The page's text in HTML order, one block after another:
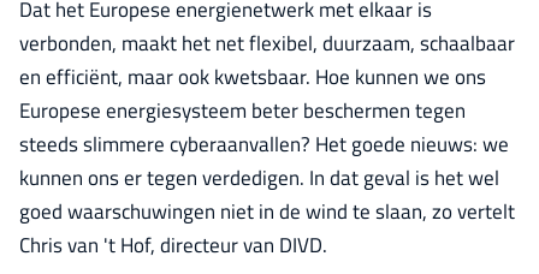
Dat het Europese energienetwerk met elkaar is
verbonden, maakt het net flexibel, duurzaam, schaalbaar
en efficiënt, maar ook kwetsbaar. Hoe kunnen we ons
Europese energiesysteem beter beschermen tegen
steeds slimmere cyberaanvallen? Het goede nieuws: we
kunnen ons er tegen verdedigen. In dat geval is het wel
goed waarschuwingen niet in de wind te slaan, zo vertelt
Chris van 't Hof, directeur van DIVD.